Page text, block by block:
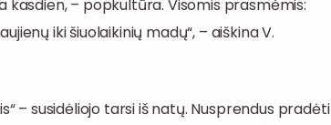
– popkultūra. Visomis prasmėmis:
iki šiuolaikinių madų“, – aiškina V.
– susidėliojo tarsi iš natų. Nusprendus pradėti